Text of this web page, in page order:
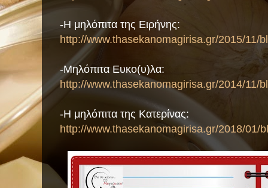
-Η μηλόπιτα της Ειρήνης:
http://www.thasekanomagirisa.gr/2015/11/
-Μηλόπιτα Ευκο(υ)λα:
http://www.thasekanomagirisa.gr/2014/11/
-Η μηλόπιτα της Κατερίνας:
http://www.thasekanomagirisa.gr/2018/01/